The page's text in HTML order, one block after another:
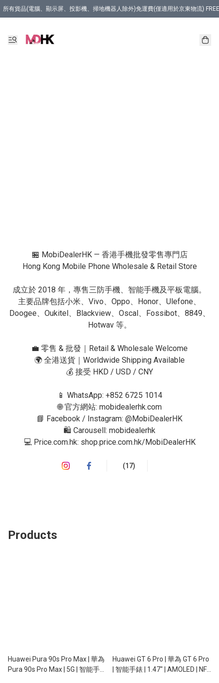
所有貨品(電腦、顯示屏、投影機、掃地機器人除外)免運費(僅適用於京東物流)
🏪 MobiDealerHK — 香港手機批發零售專門店
Hong Kong Mobile Phone Wholesale & Retail Store
成立於 2018 年，專售三防手機、智能手機及平板電腦。
主要品牌包括小米、Vivo、Oppo、Honor、Ulefone、
Doogee、Oukitel、Blackview、Oscal、Fossibot、8849、
Hotwav 等。
💼 零售 & 批發｜Retail & Wholesale Welcome
🌍 全港送貨｜Worldwide Shipping Available
💰 接受 HKD / USD / CNY
📱 WhatsApp: +852 6725 1014
🌐 官方網站: mobidealerhk.com
📘 Facebook / Instagram: @MobiDealerHK
🛍 Carousell: mobidealerhk
💻 Price.com.hk: shop.price.com.hk/MobiDealerHK
(17)
Products
Huawei Pura 90s Pro Max | 華為
Pura 90s Pro Max | 5G | 智能手機
Huawei GT 6 Pro | 華為 GT 6 Pro
| 智能手錶 | 1.47" | AMOLED | NFC